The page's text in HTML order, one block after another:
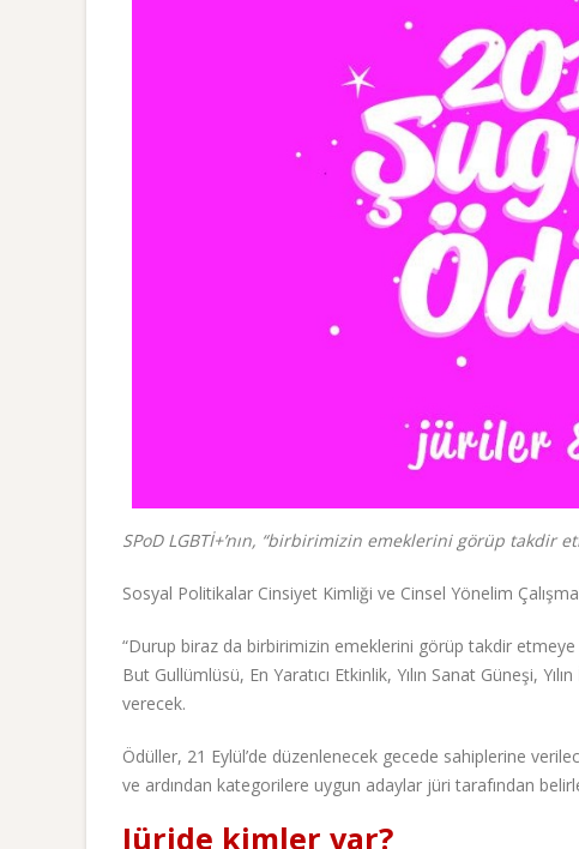
SPoD LGBTİ+’nın, “birbirimizin emeklerini görüp
Sosyal Politikalar Cinsiyet Kimliği ve Cinsel Yönelim
“Durup biraz da birbirimizin emeklerini görüp takdir etmeye
But Gullümlüsü, En Yaratıcı Etkinlik, Yılın Sanat Güneşi,
verecek.
Ödüller, 21 Eylül’de düzenlenecek gecede sahiplerine
ve ardından kategorilere uygun adaylar jüri tarafından
Jüride kimler var?